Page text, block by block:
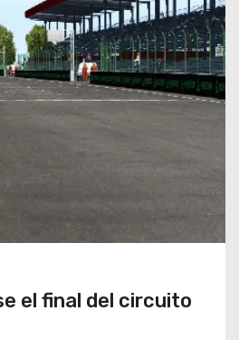
el final del circuito